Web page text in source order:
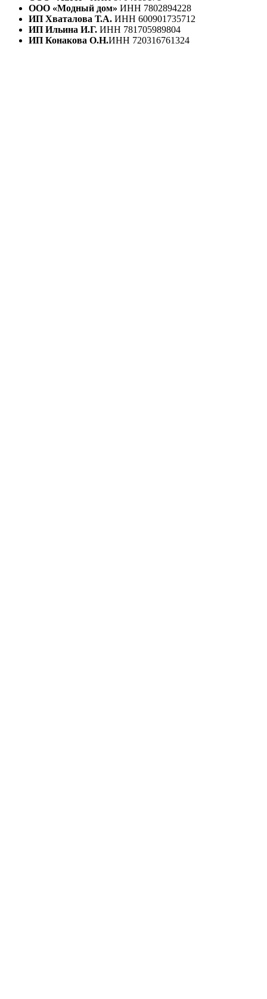
ООО «Модный дом» ИНН 7802894228
ИП Хваталова Т.А. ИНН 600901735712
ИП Ильина И.Г. ИНН 781705989804
ИП Конакова О.Н.ИНН 720316761324